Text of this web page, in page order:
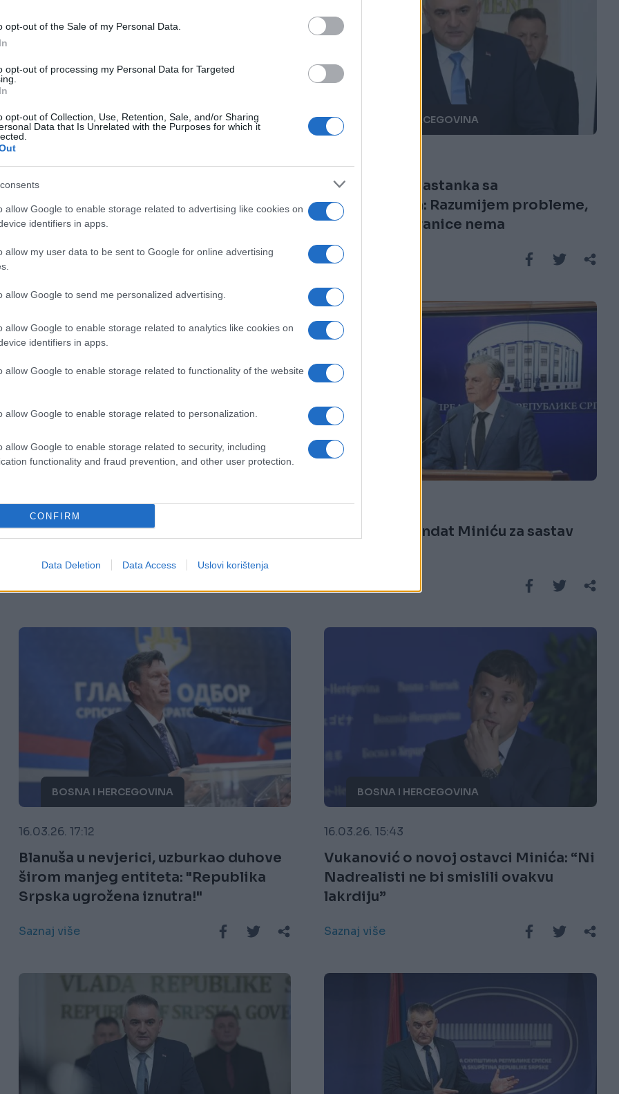
opt-out of the Sale of my Personal Data.
opt-out of processing my Personal Data for Targeted
opt-out of Collection, Use, Retention, Sale, and/or Sharing
Data that Is Unrelated with the Purposes for which it
allow Google to enable storage related to advertising like cookies on
identifiers in apps.
allow my user data to be sent to Google for online advertising
allow Google to send me personalized advertising.
allow Google to enable storage related to analytics like cookies on
identifiers in apps.
allow Google to enable storage related to functionality of the website
allow Google to enable storage related to personalization.
allow Google to enable storage related to security, including
functionality and fraud prevention, and other user protection.
CONFIRM
Data Deletion Data Access Uslovi korištenja
BOSNA I HERCEGOVINA
Stanivuković u debati s Minićem:
Žestoko prozvao moćnog biznismena
Saznaj više
BOSNA I HERCEGOVINA
Minić nakon sastanka sa
prevoznicima: Razumijem probleme,
ali blokade granice nema
Saznaj više
BOSNA I HERCEGOVINA
17.03.26. 13:58
Dodik o Miniću: Ima punu podršku
17.03.26. 10:57
Karan dao mandat Miniću za sastav
BOSNA I HERCEGOVINA
16.03.26. 17:12
Blanuša u nevjerici, uzburkao duhove
širom manjeg entiteta: "Republika
Srpska ugrožena iznutra!"
Saznaj više
BOSNA I HERCEGOVINA
16.03.26. 15:43
Vukanović o novoj ostavci Minića: “Ni
Nadrealisti ne bi smislili ovakvu
lakrdiju”
Saznaj više